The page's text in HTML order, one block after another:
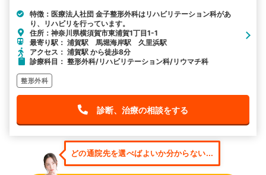
特徴：医療法人社団 金子整形外科はリハビリテーション科があ
り、リハビリを行っています。
住所：神奈川県横須賀市東浦賀1丁目1-1
最寄り駅： 浦賀駅 馬堀海岸駅 久里浜駅
アクセス： 浦賀駅 から徒歩8分
診療科目： 整形外科/リハビリテーション科/リウマチ科
整形外科
診断、治療の相談をする
どの通院先を選べばよいか分からない...